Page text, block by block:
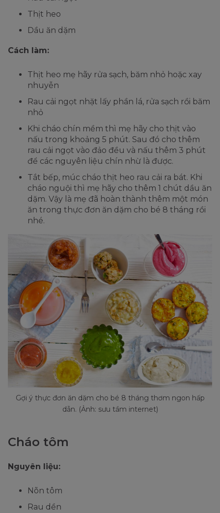
Thịt heo
Dầu ăn dặm
Cách làm:
Thịt heo mẹ hãy rửa sạch, băm nhỏ hoặc xay
nhuyễn
Rau cải ngọt nhặt lấy phần lá, rửa sạch rồi băm
nhỏ
Khi cháo chín mềm thì mẹ hãy cho thịt vào
nấu trong khoảng 5 phút. Sau đó cho thêm
rau cải ngọt vào đảo đều và nấu thêm 3 phút
để các nguyên liệu chín nhừ là được.
Tắt bếp, múc cháo thịt heo rau cải ra bát. Khi
cháo nguội thì mẹ hãy cho thêm 1 chút dầu ăn
dặm. Vậy là mẹ đã hoàn thành thêm một món
ăn trong thực đơn ăn dặm cho bé 8 tháng rồi
nhé.
Gợi ý thực đơn ăn dặm cho bé 8 tháng thơm ngon hấp
dẫn. (Ảnh: sưu tầm internet)
Cháo tôm
Nguyên liệu:
Nõn tôm
Rau dền